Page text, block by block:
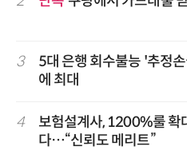
3
5대 은행 회수불능 '추정
에 최대
4
보험설계사, 1200%룰 확
다…“신뢰도 메리트”